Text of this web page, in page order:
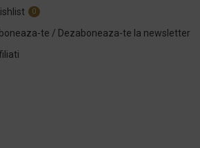
0
te / Dezaboneaza-te la newsletter